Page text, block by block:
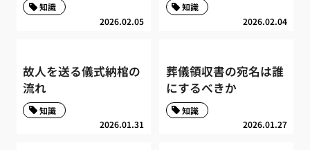
2026.02.05
知識
2026.02.04
知識
故人を送る儀式納棺の
流れ
2026.01.31
知識
葬儀領収書の宛名は誰
にするべきか
2026.01.27
知識